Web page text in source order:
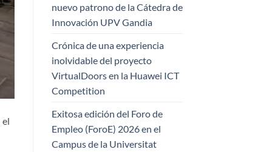
el
nuevo patrono de la Cátedra de
Innovación UPV Gandia
Crónica de una experiencia
inolvidable del proyecto
VirtualDoors en la Huawei ICT
Competition
Exitosa edición del Foro de
Empleo (ForoE) 2026 en el
Campus de la Universitat